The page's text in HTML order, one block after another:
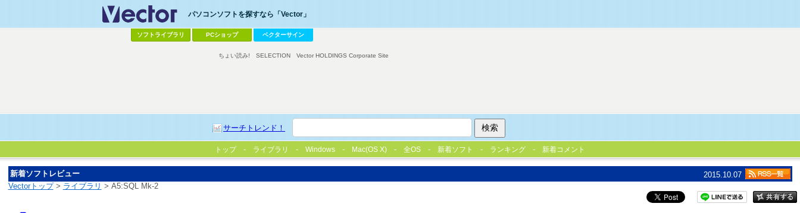
パソコンソフトを探すなら「Vector」
ソフトライブラリ PCショップ ベクターサイン
サーチトレンド！
ちょい読み! SELECTION Vector HOLDINGS Corporate Site
トップ ライブラリ Windows Mac(OS X) 全OS 新着ソフト ランキング 新着コメント
新着ソフトレビュー
2015.10.07
Vectorトップ> ライブラリ > A5:SQL Mk-2